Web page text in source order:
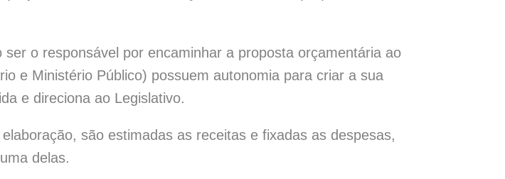
o responsável por encaminhar a proposta orçamentária ao
e Ministério Público) possuem autonomia para criar a sua
e direciona ao Legislativo.
são estimadas as receitas e fixadas as despesas,
delas.